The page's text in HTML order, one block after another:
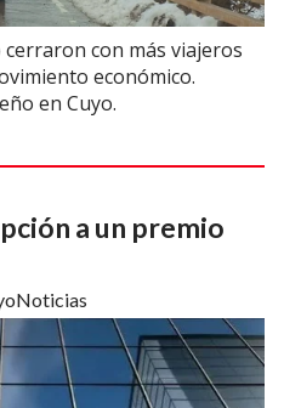
con más viajeros
económico.
en Cuyo.
a un premio